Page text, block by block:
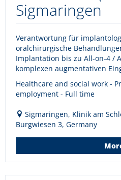
Sigmaringen
Verantwortung für
oralchirurgische
Implantation bis zu All-on-4 /
komplexen augmentativen
Healthcare and social work -
employment - Full time
Sigmaringen, Klinik am
Burgwiesen 3, Germany